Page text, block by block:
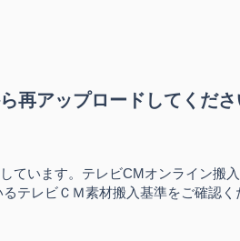
再アップロードしてくださ
ています。テレビCMオンライン搬
テレビＣＭ素材搬入基準をご確認く